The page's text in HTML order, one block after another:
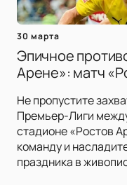
30 марта
Эпичное
Арене»: матч
Не пропустите
Премьер-Лиги
стадионе «Ростов
команду и
праздника в